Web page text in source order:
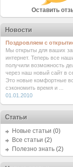
Оставить
Новости
Поздровляем с
Мы открыты для ваших
интернет. Теперь все
получили возможность
через наш новый сайт в
Это новые комфортные
сэкономить время и ...
01.01.2010
Статьи
Новые статьи (0)
Все статьи (2)
Полезно знать (2)